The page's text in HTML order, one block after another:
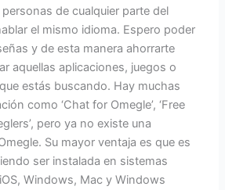
de cualquier parte del
el mismo idioma. Espero poder
y de esta manera ahorrarte
aquellas aplicaciones, juegos o
estás buscando. Hay muchas
como ‘Chat for Omegle’, ‘Free
pero ya no existe una
Su mayor ventaja es que es
ser instalada en sistemas
Windows, Mac y Windows